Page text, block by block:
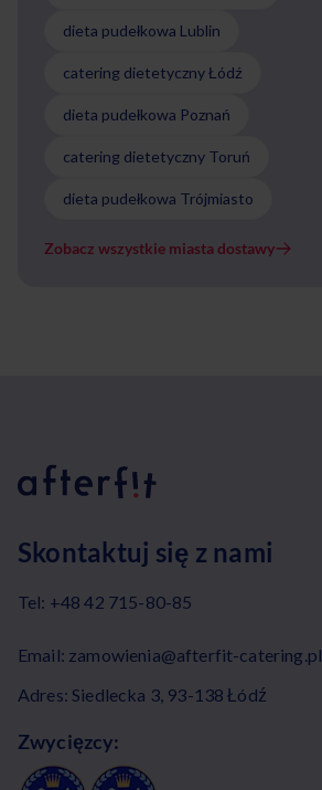
dieta pudełkowa Lublin
catering dietetyczny Łódź
dieta pudełkowa Poznań
catering dietetyczny Toruń
dieta pudełkowa Trójmiasto
Zobacz wszystkie miasta dostawy
Skontaktuj się z nami
Tel: +48 42 715-80-85
Email: zamowienia@afterfit-catering.pl
Adres: Siedlecka 3, 93-138 Łódź
Zwycięzcy: